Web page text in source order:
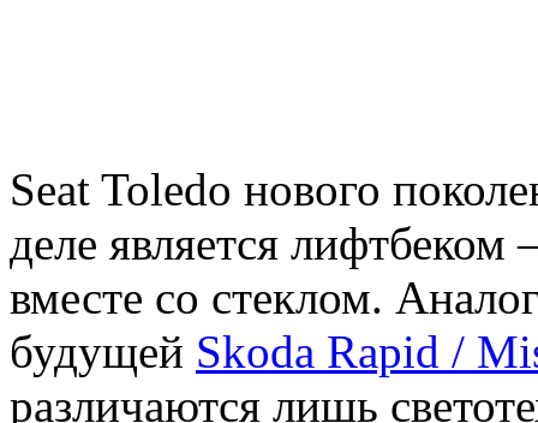
Seat Toledo нового
деле является лифтбеком
вместе со стеклом.
будущей Skoda Rapid /
различаются лишь